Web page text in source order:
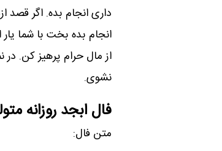
داری انجام بده. اگر قصد
انجام بده بخت با شما
از مال حرام پرهیز کن. در
نشوی.
فال ابجد روزانه
متن فال: